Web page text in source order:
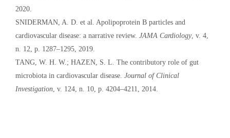
2020.
SNIDERMAN, A. D. et al. Apolipoprotein B particles and
cardiovascular disease: a narrative review. JAMA Cardiology, v. 4,
n. 12, p. 1287–1295, 2019.
TANG, W. H. W.; HAZEN, S. L. The contributory role of gut
microbiota in cardiovascular disease. Journal of Clinical
Investigation , v. 124, n. 10, p. 4204–4211, 2014.